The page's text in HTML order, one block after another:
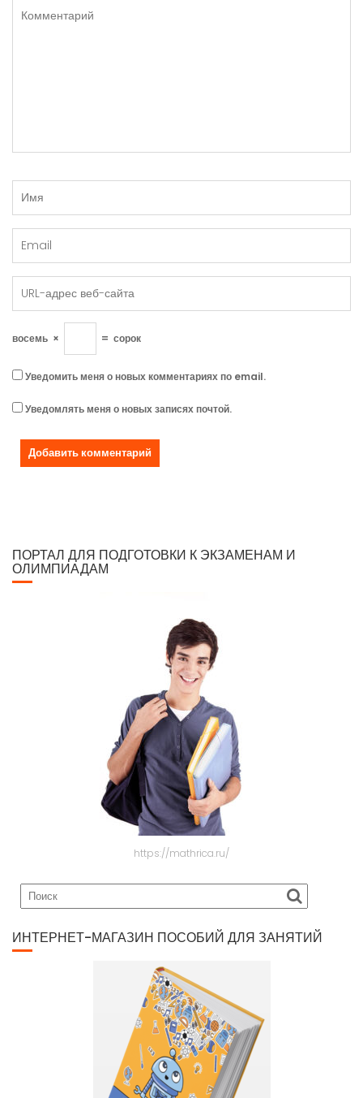
восемь × = сорок
Уведомить меня о новых комментариях по email.
Уведомлять меня о новых записях почтой.
ПОРТАЛ ДЛЯ ПОДГОТОВКИ К ЭКЗАМЕНАМ И
ОЛИМПИАДАМ
https://mathrica.ru/
ИНТЕРНЕТ-МАГАЗИН ПОСОБИЙ ДЛЯ ЗАНЯТИЙ